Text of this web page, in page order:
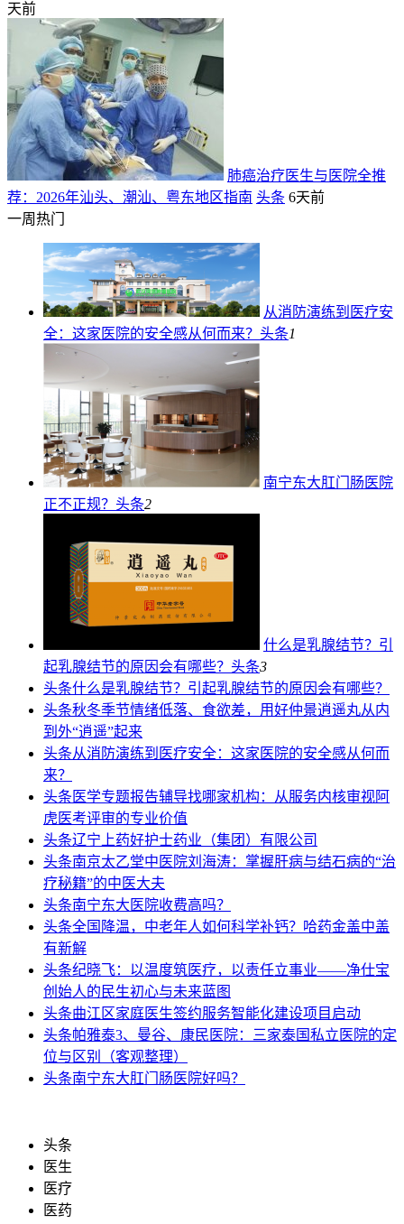
天前
肺癌治疗医生与医院全推
荐：2026年汕头、潮汕、粤东地区指南 头条 6天前
一周热门
从消防演练到医疗安
全：这家医院的安全感从何而来？ 头条1
南宁东大肛门肠医院
正不正规？ 头条2
什么是乳腺结节？引
起乳腺结节的原因会有哪些？ 头条3
头条什么是乳腺结节？引起乳腺结节的原因会有哪些？
头条秋冬季节情绪低落、食欲差，用好仲景逍遥丸从内
到外“逍遥”起来
头条从消防演练到医疗安全：这家医院的安全感从何而
来？
头条 医学专题报告辅导找哪家机构：从服务内核审视阿
虎医考评审的专业价值
头条辽宁上药好护士药业（集团）有限公司
头条南京太乙堂中医院刘海涛：掌握肝病与结石病的“治
疗秘籍”的中医大夫
头条南宁东大医院收费高吗？
头条全国降温，中老年人如何科学补钙？哈药金盖中盖
有新解
头条纪晓飞：以温度筑医疗，以责任立事业——净仕宝
创始人的民生初心与未来蓝图
头条曲江区家庭医生签约服务智能化建设项目启动
头条帕雅泰3、曼谷、康民医院：三家泰国私立医院的定
位与区别（客观整理）
头条南宁东大肛门肠医院好吗？
头条
医生
医疗
医药